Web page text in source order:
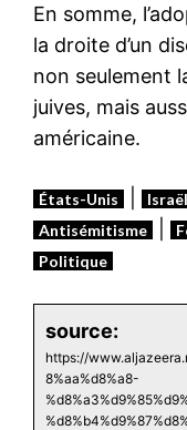
En somme,
la droite d’un
non seulement
juives, mais
américaine.
États-Unis Israël
Antisémitisme
Politique
source:
https://
8%aa%d8%a8-